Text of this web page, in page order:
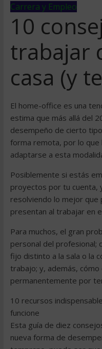
Carrera y Empleo
10
trabajar
casa (y
El home-office es una
estima que más allá del
desempeño de cierto
forma remota, por lo que
adaptarse a esta
Posiblemente si estás
proyectos por tu cuenta,
resolviendo lo mejor
presentan al trabajar en
Para muchos, el gran
personal del profesional;
fijo distinto a la sala o la
trabajo; y, además,
permanentemente por
10 recursos
funcione
Esta guía de diez
nueva forma de